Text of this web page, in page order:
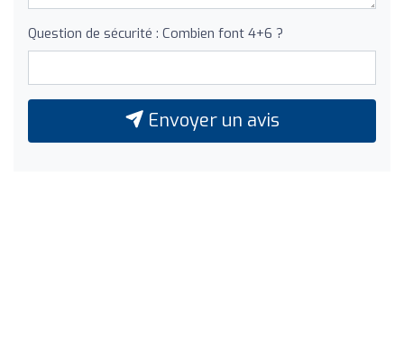
Question de sécurité : Combien font 4+6 ?
Envoyer un avis